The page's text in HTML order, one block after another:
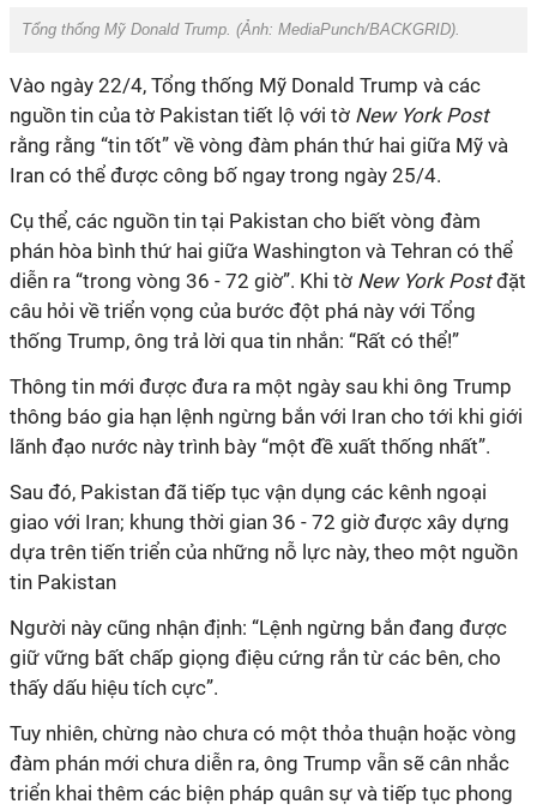
Tổng thống Mỹ Donald Trump. (Ảnh: MediaPunch/BACKGRID).
Vào ngày 22/4, Tổng thống Mỹ Donald Trump và các
nguồn tin của tờ Pakistan tiết lộ với tờ New York Post
rằng rằng “tin tốt” về vòng đàm phán thứ hai giữa Mỹ và
Iran có thể được công bố ngay trong ngày 25/4.
Cụ thể, các nguồn tin tại Pakistan cho biết vòng đàm
phán hòa bình thứ hai giữa Washington và Tehran có thể
diễn ra “trong vòng 36 - 72 giờ”. Khi tờ New York Postđặt
câu hỏi về triển vọng của bước đột phá này với Tổng
thống Trump, ông trả lời qua tin nhắn: “Rất có thể!”
Thông tin mới được đưa ra một ngày sau khi ông Trump
thông báo gia hạn lệnh ngừng bắn với Iran cho tới khi giới
lãnh đạo nước này trình bày “một đề xuất thống nhất”.
Sau đó, Pakistan đã tiếp tục vận dụng các kênh ngoại
giao với Iran; khung thời gian 36 - 72 giờ được xây dựng
dựa trên tiến triển của những nỗ lực này, theo một nguồn
tin Pakistan
Người này cũng nhận định: “Lệnh ngừng bắn đang được
giữ vững bất chấp giọng điệu cứng rắn từ các bên, cho
thấy dấu hiệu tích cực”.
Tuy nhiên, chừng nào chưa có một thỏa thuận hoặc vòng
đàm phán mới chưa diễn ra, ông Trump vẫn sẽ cân nhắc
triển khai thêm các biện pháp quân sự và tiếp tục phong